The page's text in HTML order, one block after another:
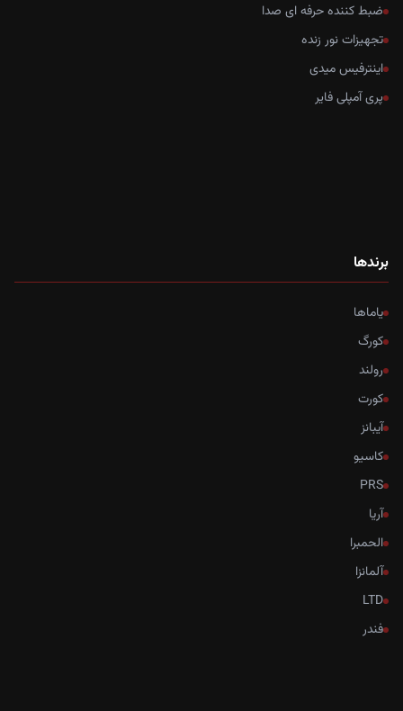
ضبط کننده حرفه ای صدا
تجهیزات نور زنده
اینترفیس میدی
پری آمپلی فایر
برندها
یاماها
کورگ
رولند
کورت
آیبانز
کاسیو
PRS
آریا
الحمبرا
آلمانزا
LTD
فندر